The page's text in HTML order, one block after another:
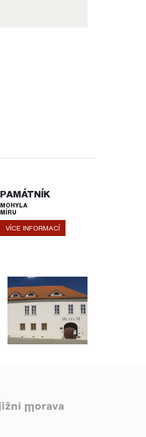
PAMÁTNÍK
MOHYLA
MÍRU
VÍCE INFORMACÍ